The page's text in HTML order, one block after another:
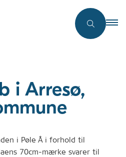
i Arresø,
i Pøle Å i forhold til
70cm-mærke svarer til